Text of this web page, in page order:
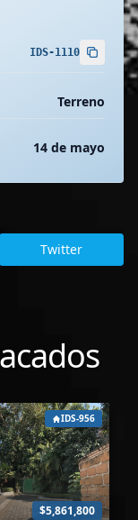
IDS-1110
Terreno
14 de mayo
Twitter
IDS-956
$5,861,800